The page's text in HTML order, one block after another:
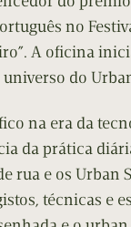
no
A oficina
do
na era da
da prática
rua e os Urban
técnicas e